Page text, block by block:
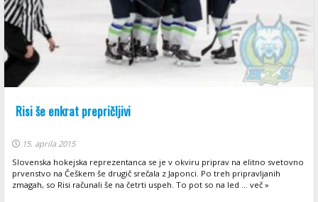
Risi še enkrat prepričljivi
15. aprila 2015
Slovenska hokejska reprezentanca se je v okviru priprav na elitno svetovno
prvenstvo na Češkem še drugič srečala z Japonci. Po treh pripravljanih
zmagah, so Risi računali še na četrti uspeh. To pot so na led ... več »